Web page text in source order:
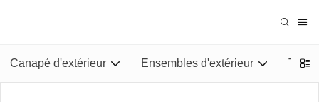
Canapé d'extérieur Ensembles d'extérieur